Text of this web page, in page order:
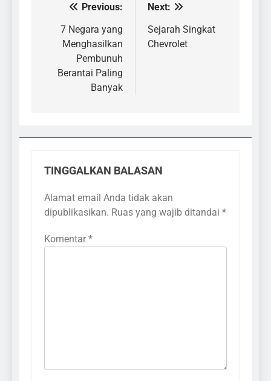
Navigasi
pos
Previous:
7 Negara yang
Menghasilkan
Pembunuh
Berantai Paling
Banyak
Next:
Sejarah Singkat
Chevrolet
TINGGALKAN BALASAN
Alamat email Anda tidak akan
dipublikasikan. Ruas yang wajib ditandai *
Komentar *